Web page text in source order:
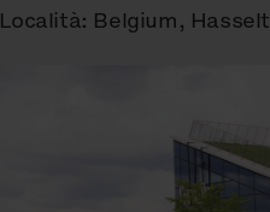
Località: Belgium, Hasselt